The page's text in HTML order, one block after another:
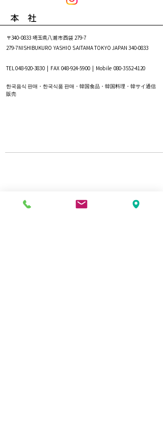
本 社
〒340-0833 埼玉県八潮市西袋 279-7
279-7NISHIBUKURO YASHIO SAITAMA TOKYO JAPAN340-0833
TEL048-920-3830| FAX 048-924-5900| Mobile080-3552-4120
한국음식 판매・한국식품 판매・韓国食品・韓国料理・韓サイ通信
販売